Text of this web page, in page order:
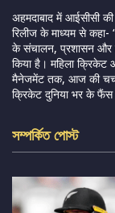
अहमदाबाद में आईसीसी
रिलीज के माध्यम से कहा-
के संचालन, प्रशासन और
किया है। महिला
मैनेजमेंट तक, आज की
क्रिकेट दुनिया भर के फैंस
সম্পর্কিত পোস্ট